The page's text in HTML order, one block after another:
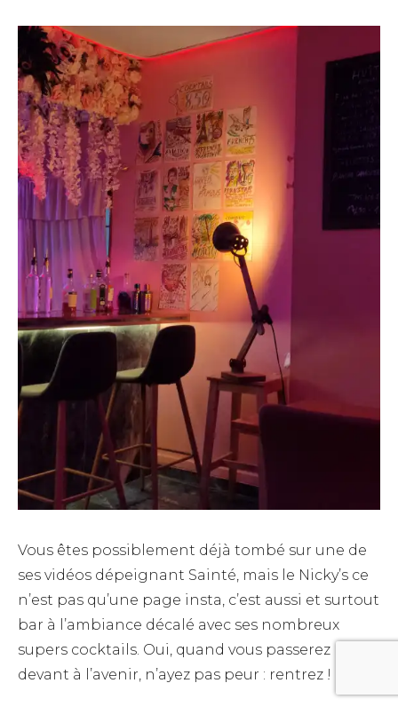
Vous êtes possiblement déjà tombé sur une de
ses vidéos dépeignant Sainté, mais le Nicky’s ce
n’est pas qu’une page insta, c’est aussi et surtout
bar à l’ambiance décalé avec ses nombreux
supers cocktails. Oui, quand vous passerez
devant à l’avenir, n’ayez pas peur : rentrez !